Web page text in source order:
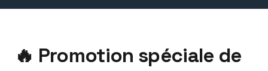
🔥 Promotion spéciale de